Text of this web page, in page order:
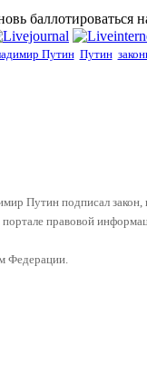
баллотироваться
Путин Путин
Путин подписал закон,
портале правовой
Федерации.